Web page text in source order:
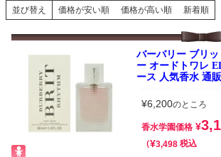
並び替え 価格が安い順 価格が高い順 新着順
バーバリー ブリ
ー オードトワレ
ース 人気香水 通販
¥6,200のところ
香水学園価格 ¥
¥3,498 税込